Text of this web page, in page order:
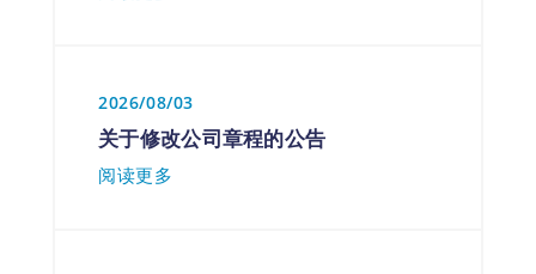
2026/08/03
关于修改公司章程的公告
阅读更多